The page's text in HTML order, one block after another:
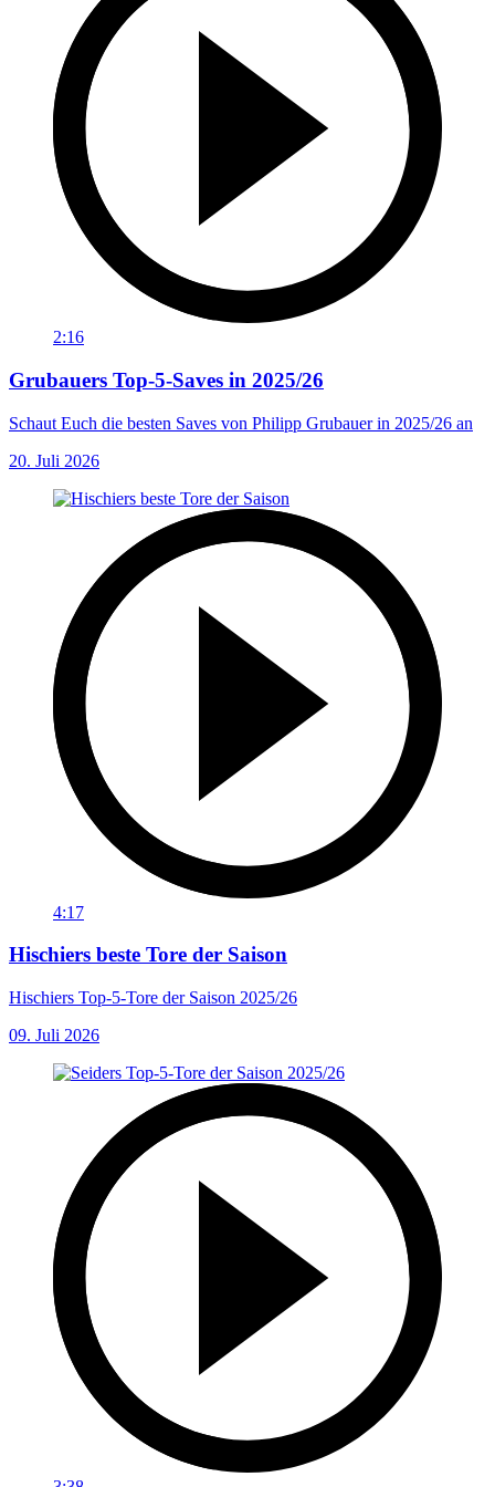
2:16
Grubauers Top-5-Saves in 2025/26
Schaut Euch die besten Saves von Philipp Grubauer in 2025/26 an
20. Juli 2026
4:17
Hischiers beste Tore der Saison
Hischiers Top-5-Tore der Saison 2025/26
09. Juli 2026